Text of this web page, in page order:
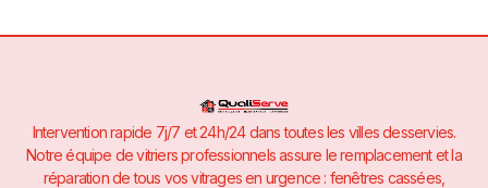
Intervention rapide 7j/7 et 24h/24 dans toutes les villes desservies.
Notre équipe de vitriers professionnels assure le remplacement et la
réparation de tous vos vitrages en urgence : fenêtres cassées,